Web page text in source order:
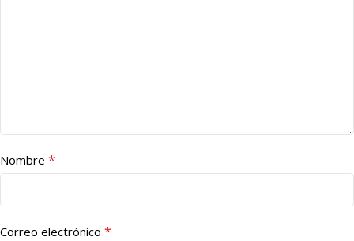
Nombre *
Correo electrónico *